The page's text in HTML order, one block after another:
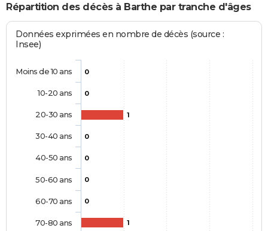
Répartition des décès à Barthe par tranche d'âges
Données exprimées en nombre de décès (source :
Insee)
0
0
1
0
0
0
0
1
Moins de 10 ans
10-20 ans
20-30 ans
30-40 ans
40-50 ans
50-60 ans
60-70 ans
70-80 ans